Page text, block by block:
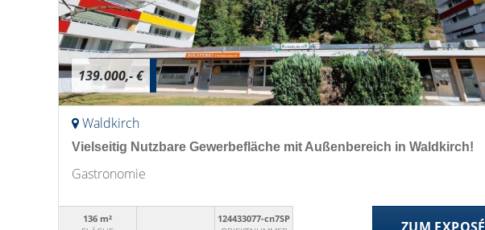
139.000,- €
Waldkirch
Vielseitig Nutzbare Gewerbefläche mit Außenbereich in Waldkirch!
Gastronomie
136 m²
124433077-cn7SP